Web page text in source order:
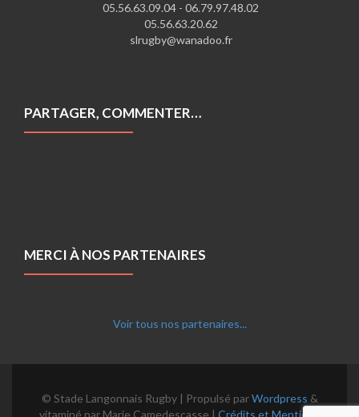
05.56.63.09.04 - 06.79.97.48.02
05.56.63.20.62
slrugby@wanadoo.fr
PARTAGER, COMMENTER…
MERCI À NOS PARTENAIRES
Voir tous nos partenaires...
© Stade Langonnais Rugby | Propulsé parWordpress &
vitaminé par Marie Camedescasse | Crédits et Mentions